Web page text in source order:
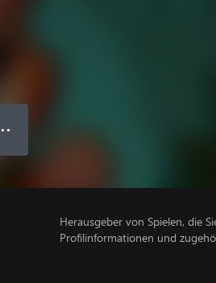
●
Herausgeber von Spielen, die
Profilinformationen und